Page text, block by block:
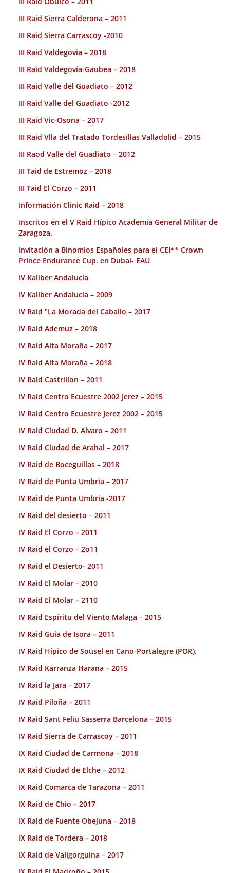
III Raid Sierra Calderona – 2011
III Raid Sierra Carrascoy -2010
III Raid Valdegovia – 2018
III Raid Valdegovía-Gaubea – 2018
III Raid Valle del Guadiato – 2012
III Raid Valle del Guadiato -2012
III Raid Vic-Osona – 2017
III Raid Vlla del Tratado Tordesillas Valladolid – 2015
III Raod Valle del Guadiato – 2012
III Taid de Estremoz – 2018
III Taid El Corzo – 2011
Información Clinic Raid – 2018
Inscritos en el V Raid Hípico Academia General Militar de
Zaragoza.
Invitación a Binomios Españoles para el CEI** Crown
Prince Endurance Cup. en Dubai- EAU
IV Kaliber Andalucia
IV Kaliber Andalucia – 2009
IV Raid "La Morada del Caballo – 2017
IV Raid Ademuz – 2018
IV Raid Alta Moraña – 2017
IV Raid Alta Moraña – 2018
IV Raid Castrillon – 2011
IV Raid Centro Ecuestre 2002 Jerez – 2015
IV Raid Centro Ecuestre Jerez 2002 – 2015
IV Raid Ciudad D. Alvaro – 2011
IV Raid Ciudad de Arahal – 2017
IV Raid de Boceguillas – 2018
IV Raid de Punta Umbria – 2017
IV Raid de Punta Umbria -2017
IV Raid del desierto – 2011
IV Raid El Corzo – 2011
IV Raid el Corzo – 2o11
IV Raid el Desierto- 2011
IV Raid El Molar – 2010
IV Raid El Molar – 2110
IV Raid Espiritu del Viento Malaga – 2015
IV Raid Guia de Isora – 2011
IV Raid Hípico de Sousel en Cano-Portalegre (POR).
IV Raid Karranza Harana – 2015
IV Raid la Jara – 2017
IV Raid Piloña – 2011
IV Raid Sant Feliu Sasserra Barcelona – 2015
IV Raid Sierra de Carrascoy – 2011
IX Raid Ciudad de Carmona – 2018
IX Raid Ciudad de Elche – 2012
IX Raid Comarca de Tarazona – 2011
IX Raid de Chio – 2017
IX Raid de Fuente Obejuna – 2018
IX Raid de Tordera – 2018
IX Raid de Vallgorguina – 2017